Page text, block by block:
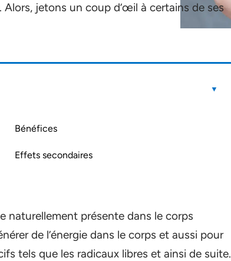
jetons un coup d’œil à certains de ses
Bénéfices
Effets secondaires
naturellement présente dans le corps
de l’énergie dans le corps et aussi pour
tels que les radicaux libres et ainsi de suite.